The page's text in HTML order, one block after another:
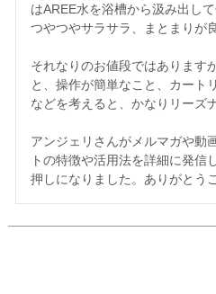
はAREE水を浴槽から汲み出し
つやつやサラサラ、まとまりが
それなりのお値段ではあります
と、操作が簡単なこと、カート
などを考えると、かなりリーズ
アンジェリさんがメルマガや動
トの特徴や活用法を詳細に発信
押しになりました。ありがとう